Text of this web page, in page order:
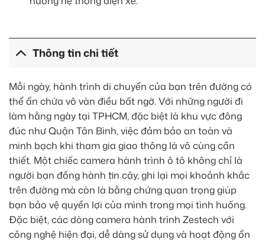
Thông tin chi tiết
Mỗi ngày, hành trình di chuyển của bạn trên đường có
thể ẩn chứa vô vàn điều bất ngờ. Với những người đi
làm hằng ngày tại TPHCM, đặc biệt là khu vực đông
đúc như Quận Tân Bình, việc đảm bảo an toàn và
minh bạch khi tham gia giao thông là vô cùng cần
thiết. Một chiếc camera hành trình ô tô không chỉ là
người bạn đồng hành tin cậy, ghi lại mọi khoảnh khắc
trên đường mà còn là bằng chứng quan trọng giúp
bạn bảo vệ quyền lợi của mình trong mọi tình huống.
Đặc biệt, các dòng camera hành trình Zestech với
công nghệ hiện đại, dễ dàng sử dụng và hoạt động ổn